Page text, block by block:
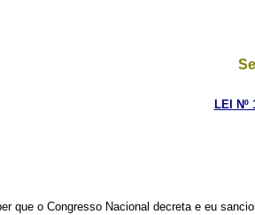
LEI Nº
que o Congresso Nacional decreta e eu